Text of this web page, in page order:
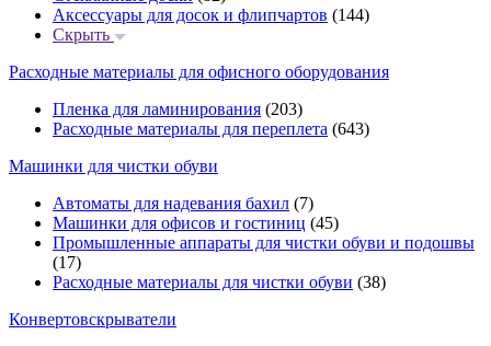
Аксессуары для досок и флипчартов (144)
Скрыть
Расходные материалы для офисного оборудования
Пленка для ламинирования (203)
Расходные материалы для переплета (643)
Машинки для чистки обуви
Автоматы для надевания бахил (7)
Машинки для офисов и гостиниц (45)
Промышленные аппараты для чистки обуви и подошвы
(17)
Расходные материалы для чистки обуви (38)
Конвертовскрыватели